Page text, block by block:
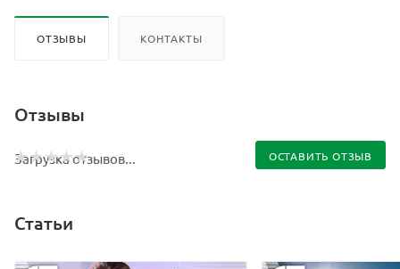
ОТЗЫВЫ КОНТАКТЫ
Отзывы
ОСТАВИТЬ ОТЗЫВ
Загрузка отзывов...
Статьи